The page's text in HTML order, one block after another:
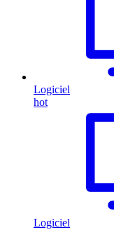
Logiciel
hot
Logiciel